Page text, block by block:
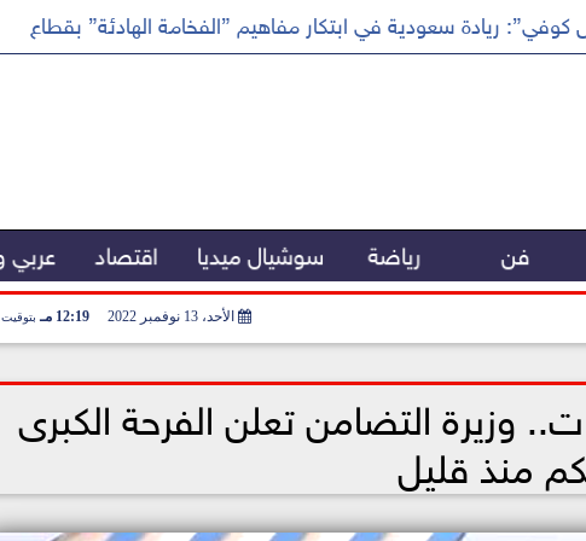
كوفي”: ريادة سعودية في ابتكار مفاهيم ”الفخامة الهادئة” بقطاع
فن رياضة سوشيال ميديا اقتصاد عربي
الأحد، 13 نوفمبر 2022 12:19 مـ بتوقيت
وزيرة التضامن تعلن الفرحة الكبرى
منذ قليل